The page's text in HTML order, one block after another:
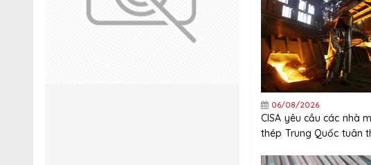
Trung Quốc và Hàn
06/08/2026
CISA yêu cầu các nhà
thép Trung Quốc tuân